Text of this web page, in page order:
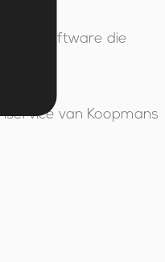
of software die
van Koopmans